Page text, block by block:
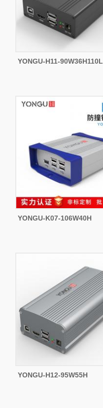
YONGU-H11-90W36H110L
YONGU-K07-106W40H
YONGU-H12-95W55H